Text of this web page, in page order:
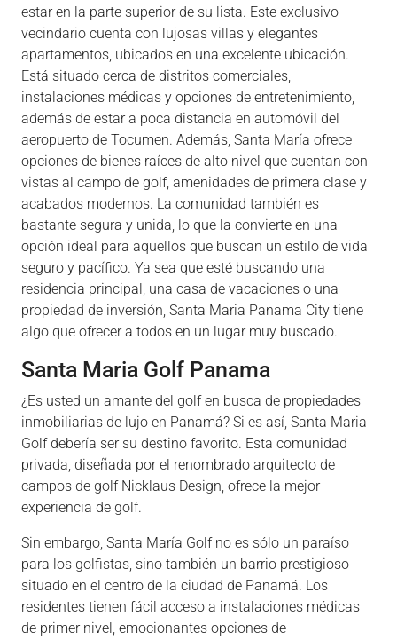
estar en la parte superior de su lista. Este exclusivo
vecindario cuenta con lujosas villas y elegantes
apartamentos, ubicados en una excelente ubicación.
Está situado cerca de distritos comerciales,
instalaciones médicas y opciones de entretenimiento,
además de estar a poca distancia en automóvil del
aeropuerto de Tocumen. Además, Santa María ofrece
opciones de bienes raíces de alto nivel que cuentan con
vistas al campo de golf, amenidades de primera clase y
acabados modernos. La comunidad también es
bastante segura y unida, lo que la convierte en una
opción ideal para aquellos que buscan un estilo de vida
seguro y pacífico. Ya sea que esté buscando una
residencia principal, una casa de vacaciones o una
propiedad de inversión, Santa Maria Panama City tiene
algo que ofrecer a todos en un lugar muy buscado.
Santa Maria Golf Panama
¿Es usted un amante del golf en busca de propiedades
inmobiliarias de lujo en Panamá? Si es así, Santa Maria
Golf debería ser su destino favorito. Esta comunidad
privada, diseñada por el renombrado arquitecto de
campos de golf Nicklaus Design, ofrece la mejor
experiencia de golf.
Sin embargo, Santa María Golf no es sólo un paraíso
para los golfistas, sino también un barrio prestigioso
situado en el centro de la ciudad de Panamá. Los
residentes tienen fácil acceso a instalaciones médicas
de primer nivel, emocionantes opciones de